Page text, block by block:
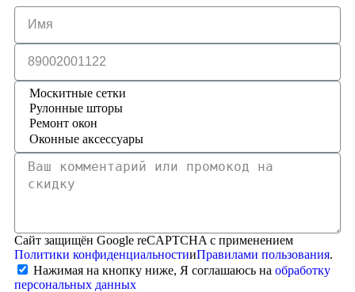
Сайт защищён Google reCAPTCHA с применением
Политики конфиденциальностииПравилами пользования.
Нажимая на кнопку ниже, Я соглашаюсь на обработку
персональных данных